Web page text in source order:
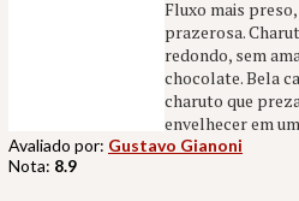
Fluxo mais
prazerosa.
redondo, sem
chocolate. Bela
charuto que
envelhecer em
Avaliado por: Gustavo Gianoni
Nota: 8.9